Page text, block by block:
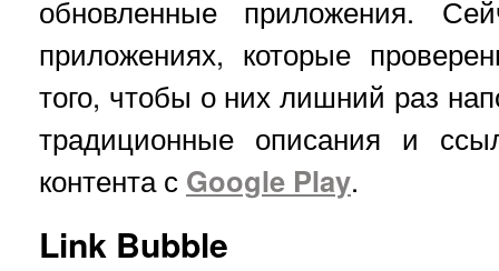
обновленные приложения.
приложениях, которые
того, чтобы о них лишний раз
традиционные описания и
контента с Google Play.
Link Bubble